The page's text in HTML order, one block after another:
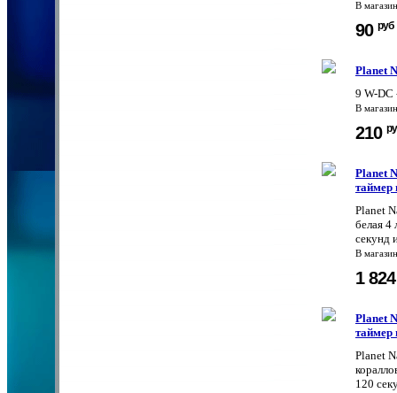
В
90 руб
Planet
9 W-DC
В
210
Planet
таймер
Planet
белая
секунд
В
1
Planet
таймер
Planet
120